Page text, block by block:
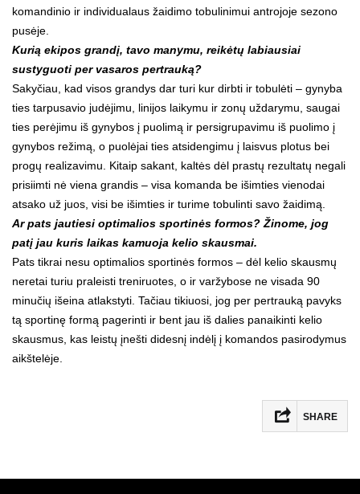
komandinio ir individualaus žaidimo tobulinimui antrojoje sezono
pusėje.
Kurią ekipos grandį, tavo manymu, reikėtų labiausiai
sustyguoti per vasaros pertrauką?
Sakyčiau, kad visos grandys dar turi kur dirbti ir tobulėti – gynyba
ties tarpusavio judėjimu, linijos laikymu ir zonų uždarymu, saugai
ties perėjimu iš gynybos į puolimą ir persigrupavimu iš puolimo į
gynybos režimą, o puolėjai ties atsidengimu į laisvus plotus bei
progų realizavimu. Kitaip sakant, kaltės dėl prastų rezultatų negali
prisiimti nė viena grandis – visa komanda be išimties vienodai
atsako už juos, visi be išimties ir turime tobulinti savo žaidimą.
Ar pats jautiesi optimalios sportinės formos? Žinome, jog
patį jau kuris laikas kamuoja kelio skausmai.
Pats tikrai nesu optimalios sportinės formos – dėl kelio skausmų
neretai turiu praleisti treniruotes, o ir varžybose ne visada 90
minučių išeina atlakstyti. Tačiau tikiuosi, jog per pertrauką pavyks
tą sportinę formą pagerinti ir bent jau iš dalies panaikinti kelio
skausmus, kas leistų įnešti didesnį indėlį į komandos pasirodymus
aikštelėje.
SHARE